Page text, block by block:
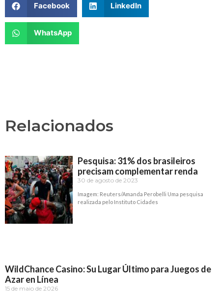
Facebook LinkedIn
WhatsApp
Relacionados
Pesquisa: 31% dos brasileiros
precisam complementar renda
30 de agosto de 2023
Imagem: Reuters/Amanda Perobelli Uma pesquisa
realizada pelo Instituto Cidades
WildChance Casino: Su Lugar Último para Juegos de
Azar en Línea
15 de maio de 2026